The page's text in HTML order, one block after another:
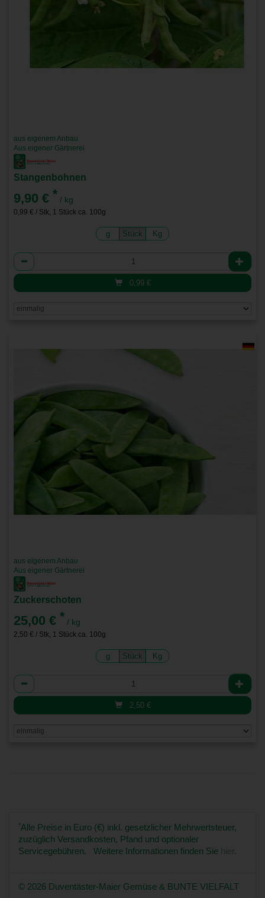
aus eigenem Anbau
Aus eigener Gärtnerei
Stangenbohnen
9,90 € * / kg
0,99 € / Stk, 1 Stück ca. 100g
g Stück Kg
Anzahl
0,99 €
aus eigenem Anbau
Aus eigener Gärtnerei
Zuckerschoten
25,00 € * / kg
2,50 € / Stk, 1 Stück ca. 100g
g Stück Kg
Anzahl
2,50 €
*Alle Preise in Euro (€) inkl. gesetzlicher Mehrwertsteuer,
zuzüglich Versandkosten, Pfand und optionaler
Servicegebühren. Weitere Informationen finden Sie hier.
© 2026 Duventäster-Maier Gemüse & BUNTE VIELFALT